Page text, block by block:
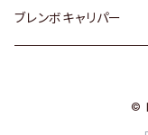
ダイハツ
トヨタ
ブレンボキャリパー
©